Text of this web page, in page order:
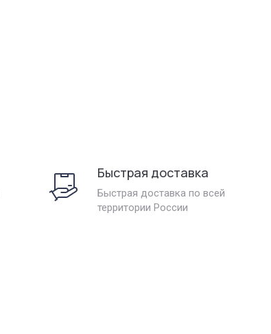
Быстрая доставка
Быстрая доставка по всей
территории России